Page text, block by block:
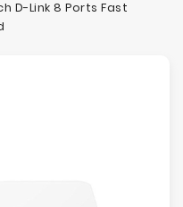
D-Link 8 Ports Fast